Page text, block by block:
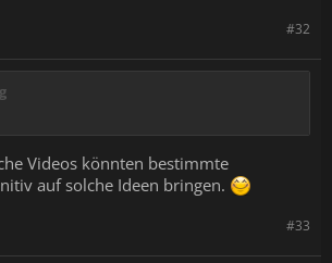
#32
Videos könnten bestimmte
auf solche Ideen bringen.
#33